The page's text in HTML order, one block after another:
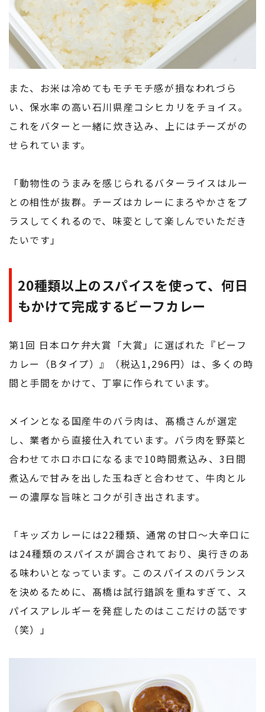
また、お米は冷めてもモチモチ感が損なわれづら
い、保水率の高い石川県産コシヒカリをチョイス。
これをバターと一緒に炊き込み、上にはチーズがの
せられています。
「動物性のうまみを感じられるバターライスはルー
との相性が抜群。チーズはカレーにまろやかさをプ
ラスしてくれるので、味変として楽しんでいただき
たいです」
20種類以上のスパイスを使って、何日
もかけて完成するビーフカレー
第1回 日本ロケ弁大賞「大賞」に選ばれた『ビーフ
カレー（Bタイプ）』（税込1,296円）は、多くの時
間と手間をかけて、丁寧に作られています。
メインとなる国産牛のバラ肉は、髙橋さんが選定
し、業者から直接仕入れています。バラ肉を野菜と
合わせてホロホロになるまで10時間煮込み、3日間
煮込んで甘みを出した玉ねぎと合わせて、牛肉とル
ーの濃厚な旨味とコクが引き出されます。
「キッズカレーには22種類、通常の甘口～大辛口に
は24種類のスパイスが調合されており、奥行きのあ
る味わいとなっています。このスパイスのバランス
を決めるために、髙橋は試行錯誤を重ねすぎて、ス
パイスアレルギーを発症したのはここだけの話です
（笑）」